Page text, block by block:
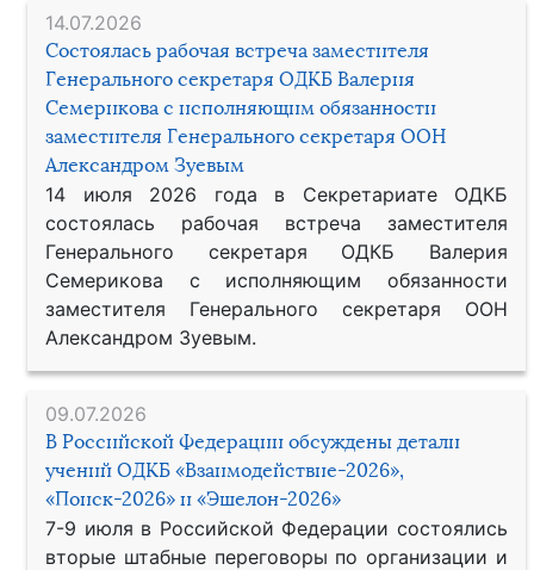
14.07.2026
Состоялась рабочая встреча заместителя
Генерального секретаря ОДКБ Валерия
Семерикова с исполняющим обязанности
заместителя Генерального секретаря ООН
Александром Зуевым
14 июля 2026 года в Секретариате ОДКБ
состоялась рабочая встреча заместителя
Генерального секретаря ОДКБ Валерия
Семерикова с исполняющим обязанности
заместителя Генерального секретаря ООН
Александром Зуевым.
09.07.2026
В Российской Федерации обсуждены детали
учений ОДКБ «Взаимодействие-2026»,
«Поиск-2026» и «Эшелон-2026»
7-9 июля в Российской Федерации состоялись
вторые штабные переговоры по организации и